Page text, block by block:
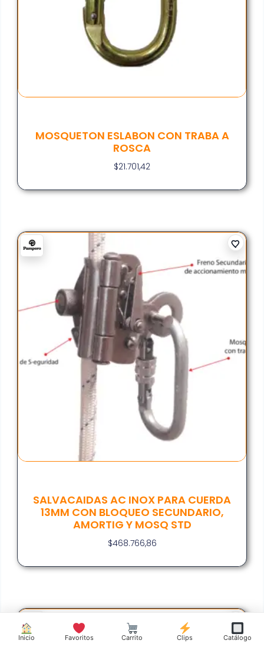
MOSQUETON ESLABON CON TRABA A
ROSCA
$21.701,42
SALVACAIDAS AC INOX PARA CUERDA
13MM CON BLOQUEO SECUNDARIO,
AMORTIG Y MOSQ STD
$468.766,86
Inicio Favoritos Carrito Clips Catálogo